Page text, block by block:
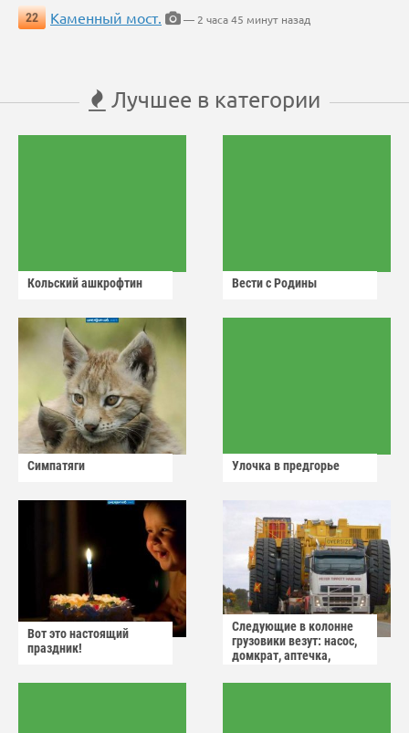
22
Каменный мост. — 2 часа 45 минут назад
Лучшее в категории
Кольский ашкрофтин Вести с Родины
Симпатяги Улочка в предгорье
Вот это настоящий
праздник!
Следующие в колонне
грузовики везут: насос,
домкрат, аптечка,